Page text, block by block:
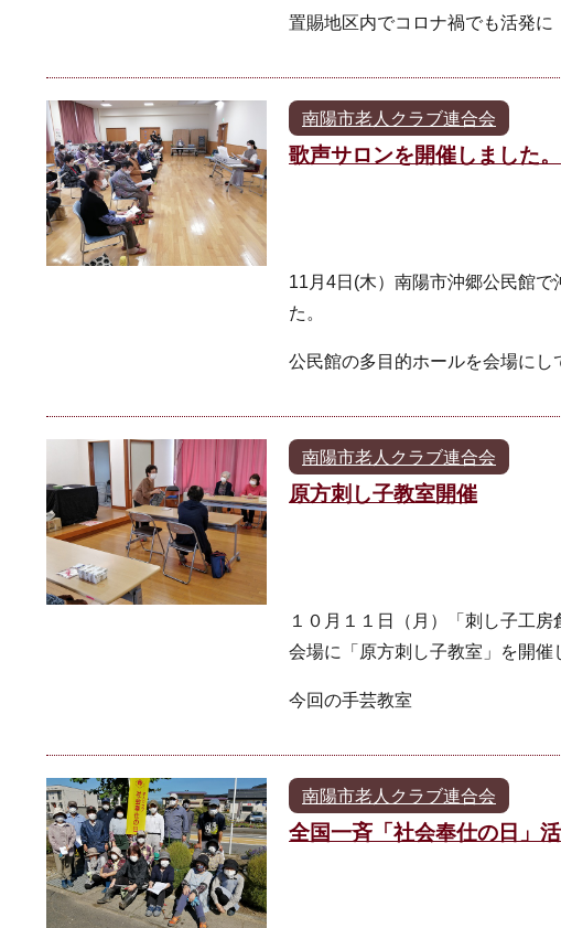
置賜地区内でコロナ禍でも活発に
南陽市老人クラブ連合会
歌声サロンを開催しました。
11月4日(木）南陽市沖郷公民館
た。
公民館の多目的ホールを会場にし
南陽市老人クラブ連合会
原方刺し子教室開催
１０月１１日（月）「刺し子工
会場に「原方刺し子教室」を開催
今回の手芸教室
南陽市老人クラブ連合会
全国一斉「社会奉仕の日」